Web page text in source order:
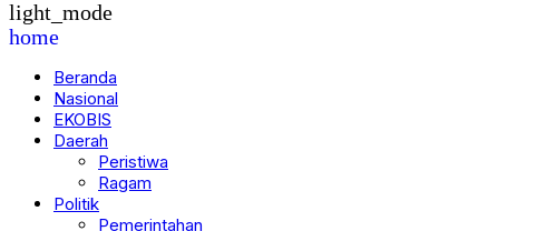
light_mode
home
Beranda
Nasional
EKOBIS
Daerah
Peristiwa
Ragam
Politik
Pemerintahan